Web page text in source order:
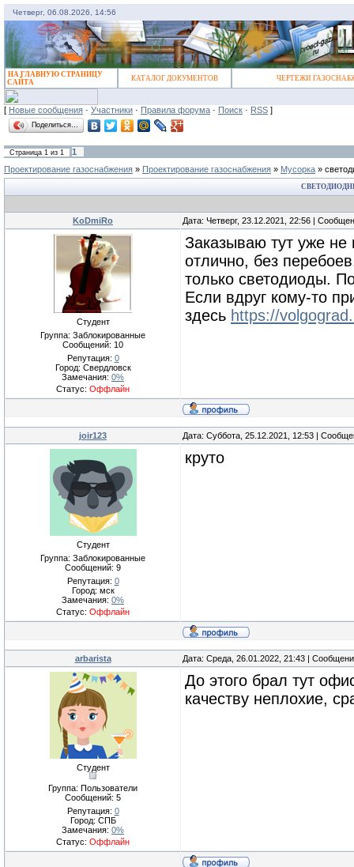
Четверг, 06.08.2026, 14:56
НА ГЛАВНУЮ СТРАНИЦУ
САЙТА
КАТАЛОГ ДОКУМЕНТОВ ЧЕРТЕЖИ
[ Новые сообщения · Участники · Правила форума · Поиск · RSS ]
Поделиться…
Страница 1 из 1
1
Проектирование газоснабжения » Проектирование газоснабжения » Мусорка »
KoDmiRo Дата: Четверг, 23.12.2021, 22:56 |
Студент
Группа: Заблокированные
Сообщений: 10
Репутация: 0
Город: Свердловск
Замечания: 0%
Статус: Оффлайн
Заказываю тут уже не
отлично, без
только светодиоды.
Если вдруг кому-то
здесь https://
joir123 Дата: Суббота, 25.12.2021, 12:53 |
Студент
Группа: Заблокированные
Сообщений: 9
Репутация: 0
Город: мск
Замечания: 0%
Статус: Оффлайн
круто
arbarista Дата: Среда, 26.01.2022, 21:43 |
Студент
Группа: Пользователи
Сообщений: 5
Репутация: 0
Город: СПБ
Замечания: 0%
Статус: Оффлайн
До этого брал тут
качеству неплохие,